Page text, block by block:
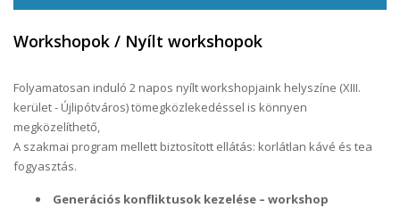
Workshopok / Nyílt workshopok
Folyamatosan induló 2 napos nyílt workshopjaink helyszíne (XIII.
kerület - Újlipótváros) tömegközlekedéssel is könnyen
megközelíthető,
A szakmai program mellett biztosított ellátás: korlátlan kávé és tea
fogyasztás.
Generációs konfliktusok kezelése – workshop